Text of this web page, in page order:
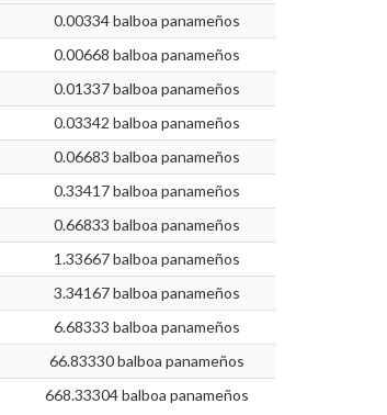
0.00334 balboa panameños
0.00668 balboa panameños
0.01337 balboa panameños
0.03342 balboa panameños
0.06683 balboa panameños
0.33417 balboa panameños
0.66833 balboa panameños
1.33667 balboa panameños
3.34167 balboa panameños
6.68333 balboa panameños
66.83330 balboa panameños
668.33304 balboa panameños